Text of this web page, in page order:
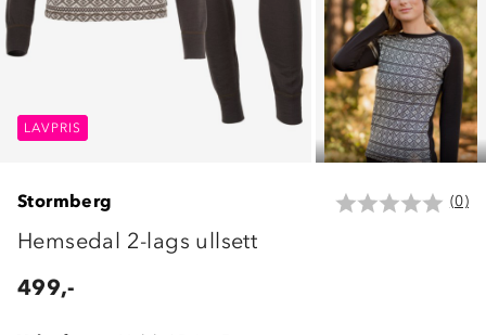
LAVPRIS LAVPRIS
LAVPRIS
Stormberg (0)
Hemsedal 2-lags ullsett
499,-